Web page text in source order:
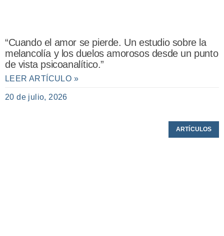
“Cuando el amor se pierde. Un estudio sobre la
melancolía y los duelos amorosos desde un punto
de vista psicoanalítico.”
LEER ARTÍCULO »
20 de julio, 2026
ARTÍCULOS